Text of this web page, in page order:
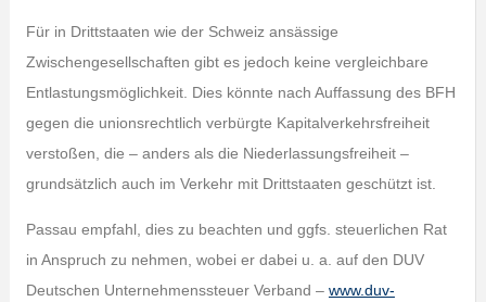
Für in Drittstaaten wie der Schweiz ansässige
Zwischengesellschaften gibt es jedoch keine vergleichbare
Entlastungsmöglichkeit. Dies könnte nach Auffassung des BFH
gegen die unionsrechtlich verbürgte Kapitalverkehrsfreiheit
verstoßen, die – anders als die Niederlassungsfreiheit –
grundsätzlich auch im Verkehr mit Drittstaaten geschützt ist.
Passau empfahl, dies zu beachten und ggfs. steuerlichen Rat
in Anspruch zu nehmen, wobei er dabei u. a. auf den DUV
Deutschen Unternehmenssteuer Verband – www.duv-